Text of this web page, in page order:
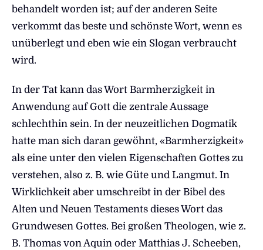
behandelt worden ist; auf der anderen Seite
verkommt das beste und schönste Wort, wenn es
unüberlegt und eben wie ein Slogan verbraucht
wird.
In der Tat kann das Wort Barmherzigkeit in
Anwendung auf Gott die zentrale Aussage
schlechthin sein. In der neuzeitlichen Dogmatik
hatte man sich daran gewöhnt, «Barmherzigkeit»
als eine unter den vielen Eigenschaften Gottes zu
verstehen, also z. B. wie Güte und Langmut. In
Wirklichkeit aber umschreibt in der Bibel des
Alten und Neuen Testaments dieses Wort das
Grundwesen Gottes. Bei großen Theologen, wie z.
B. Thomas von Aquin oder Matthias J. Scheeben,